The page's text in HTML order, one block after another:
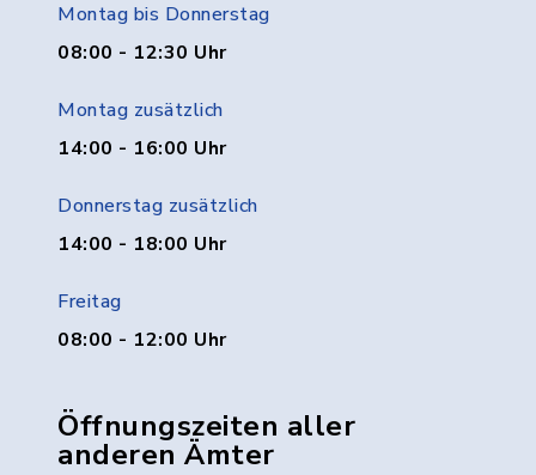
Montag bis Donnerstag
08:00 - 12:30 Uhr
Montag zusätzlich
14:00 - 16:00 Uhr
Donnerstag zusätzlich
14:00 - 18:00 Uhr
Freitag
08:00 - 12:00 Uhr
Öffnungszeiten aller
anderen Ämter